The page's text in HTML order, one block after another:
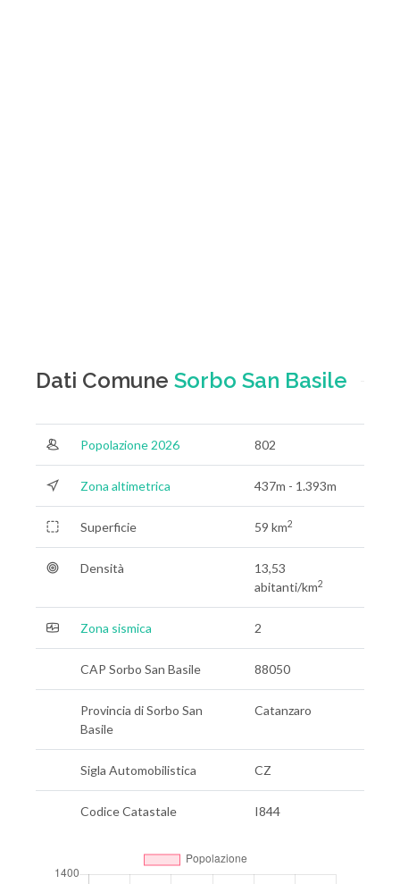
Dati Comune Sorbo San Basile
Popolazione 2026 802
Zona altimetrica 437m - 1.393m
Superficie 59 km2
Densità
13,53
abitanti/km2
Zona sismica 2
CAP Sorbo San Basile 88050
Provincia di Sorbo San
Basile
Catanzaro
Sigla Automobilistica CZ
Codice Catastale I844